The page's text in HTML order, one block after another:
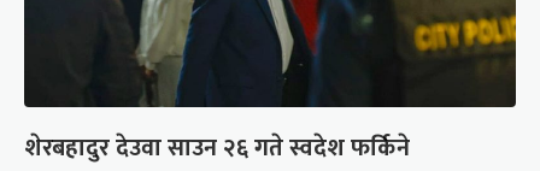
शेरबहादुर देउवा साउन २६ गते स्वदेश फर्किने